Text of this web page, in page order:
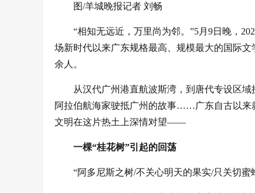
图/羊城晚报记者 刘畅
“相知无远近，万里尚为邻。”5月9日晚，
场新时代以来广东规格最高、规模最大的国际
余人。
从汉代广州港直航波斯湾，到唐代专设区
阿拉伯航海家驶抵广州的故事……广东自古以来
文明在这片热土上深情对望——
一棵“桂花树”引起的回荡
“阿多尼斯之树/不关心明天的果实/只关切蜜